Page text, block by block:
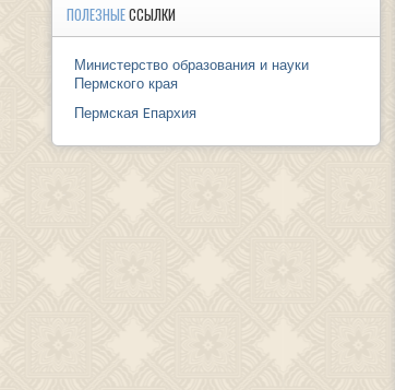
ПОЛЕЗНЫЕССЫЛКИ
Министерство образования и науки
Пермского края
Пермская Eпархия